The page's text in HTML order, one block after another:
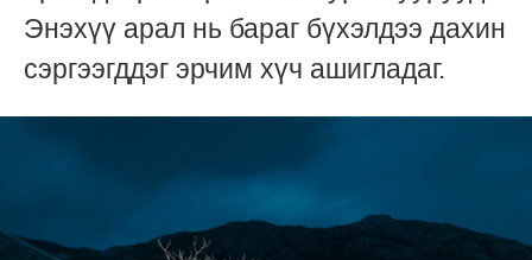
Энэхүү арал нь бараг бүхэлдээ дахин
сэргээгддэг эрчим хүч ашигладаг.